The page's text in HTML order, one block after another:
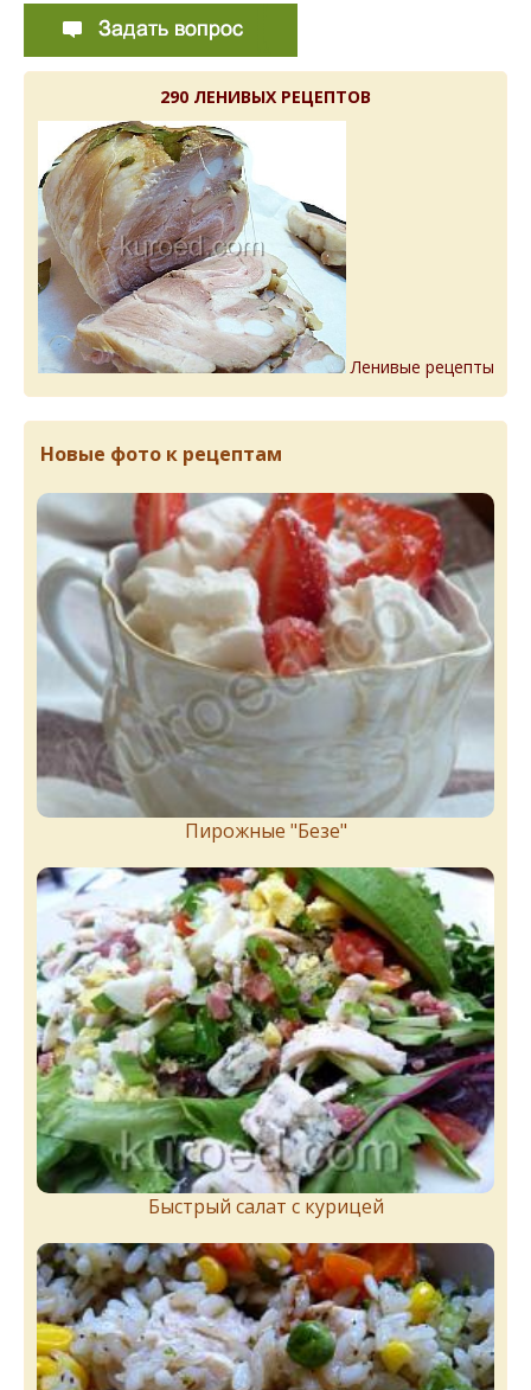
290 ЛЕНИВЫХ РЕЦЕПТОВ
Ленивые рецепты
Новые фото к рецептам
Пирожныe "Бeзe"
Быстрый салат с курицей